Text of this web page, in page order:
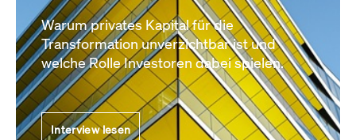
Warum privates Kapital für die
Transformation unverzichtbar ist und
welche Rolle Investoren dabei spielen.
Interview lesen